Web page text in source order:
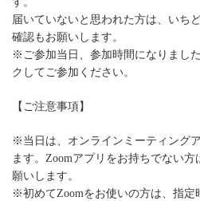
届いていないと思われた方は、いち
確認もお願いします。
※ご参加当日、参加時間になりまし
クしてご参加ください。
【ご注意事項】
※当日は、オンラインミーティング
ます。Zoomアプリをお持ちでない
願いします。
※初めてZoomをお使いの方は、指定